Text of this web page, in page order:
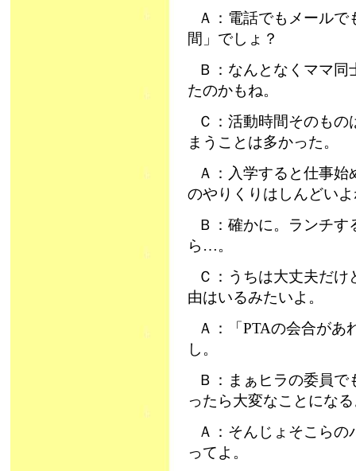
Ａ：電話でもメール
間」でしょ？
Ｂ：なんとなくママ
たのかもね。
Ｃ：活動時間そのも
まうことは多かった。
Ａ：入学すると仕事
のやりくりはしんどい
Ｂ：確かに。ランチ
ら…。
Ｃ：うちは大丈夫だ
由はいるみたいよ。
Ａ：「PTAの会合があ
し。
Ｂ：まぁヒラの委員
ったら大変なことにな
Ａ：そんじょそこら
ってよ。